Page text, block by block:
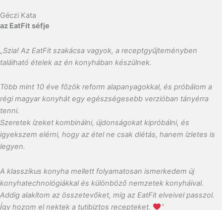
Géczi Kata
az EatFit séfje
„Szia! Az EatFit szakácsa vagyok, a receptgyűjteményben
található ételek az én konyhában készülnek.
Több mint 10 éve főzök reform alapanyagokkal, és próbálom a
régi magyar konyhát egy egészségesebb verzióban tányérra
tenni.
Szeretek ízeket kombinálni, újdonságokat kipróbálni, és
igyekszem elérni, hogy az étel ne csak diétás, hanem ízletes is
legyen.
A klasszikus konyha mellett folyamatosan ismerkedem új
konyhatechnológiákkal és különböző nemzetek konyháival.
Addig alakítom az összetevőket, míg az EatFit elveivel passzol.
Így hozom el nektek a tutibiztos recepteket.
”